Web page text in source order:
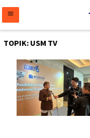
konten
TOPIK: USM TV